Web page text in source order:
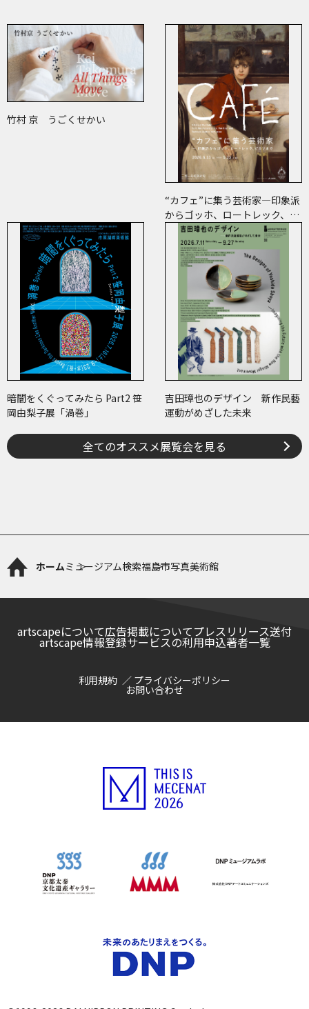
竹村 京 うごくせかい
“カフェ”に集う芸術家―印象派
からゴッホ、ロートレック、ピ
カソまで
暗闇をくぐってみたら Part2 笹
岡由梨子展「渦巻」
吉田璋也のデザイン 新作民藝
運動がめざした未来
全てのオススメ展覧会を見る
ホームミュージアム検索福島市写真美術館
artscapeについて広告掲載についてプレスリリース送付
artscape情報登録サービスの利用申込著者一覧
利用規約 プライバシーポリシー
お問い合わせ